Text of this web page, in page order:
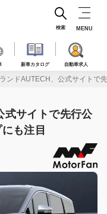
新車カタログ 自動車求人
検索 MENU
ンドAUTECH、公式サイトで
式サイトで先行公
も注目